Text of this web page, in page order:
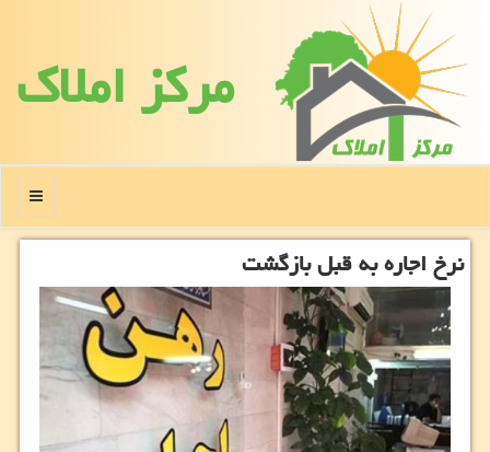
مركز املاك
منو
نرخ اجاره به قبل بازگشت